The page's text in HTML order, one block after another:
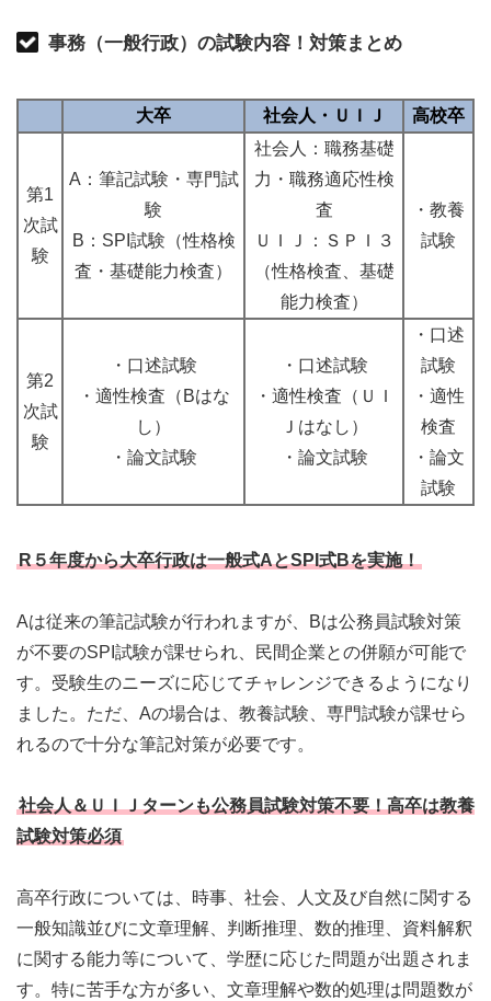
事務（一般行政）の試験内容！対策まとめ
大卒 社会人・ＵＩＪ 高校卒
第1
次試
験
A：筆記試験・専門試
験
B：SPI試験（性格検
査・基礎能力検査）
社会人：職務基礎
力・職務適応性検
査
ＵＩＪ：ＳＰＩ３
（性格検査、基礎
能力検査）
・教養
試験
第2
次試
験
・口述試験
・適性検査（Bはな
し）
・論文試験
・口述試験
・適性検査（ＵＩ
Ｊはなし）
・論文試験
・口述
試験
・適性
検査
・論文
試験
R５年度から大卒行政は一般式AとSPI式Bを実施！
Aは従来の筆記試験が行われますが、Bは公務員試験対策
が不要のSPI試験が課せられ、民間企業との併願が可能で
す。受験生のニーズに応じてチャレンジできるようになり
ました。ただ、Aの場合は、教養試験、専門試験が課せら
れるので十分な筆記対策が必要です。
社会人＆ＵＩＪターンも公務員試験対策不要！高卒は教養
試験対策必須
高卒行政については、時事、社会、人文及び自然に関する
一般知識並びに文章理解、判断推理、数的推理、資料解釈
に関する能力等について、学歴に応じた問題が出題されま
す。特に苦手な方が多い、文章理解や数的処理は問題数が